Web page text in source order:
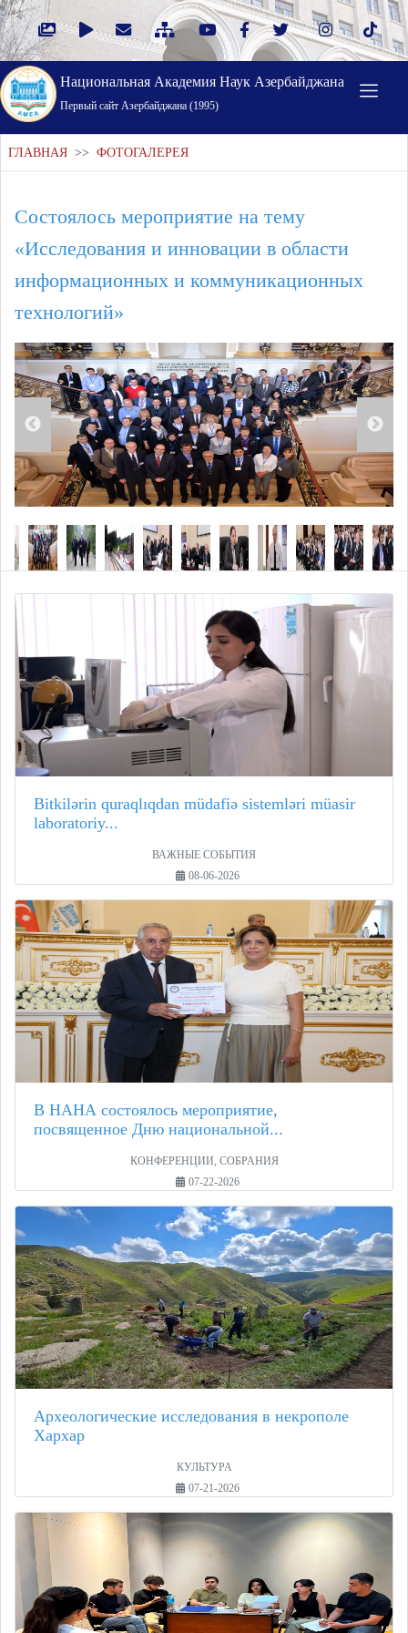
Национальная Академия Наук Азербайджана
Первый cайт Азербайджана (1995)
ГЛАВНАЯ >> ФОТОГАЛЕРЕЯ
Состоялось мероприятие на тему
«Исследования и инновации в области
информационных и коммуникационных
технологий»
Bitkilərin quraqlıqdan müdafiə sistemləri müasir
laboratoriy...
ВАЖНЫЕ СОБЫТИЯ
08-06-2026
В НАНА состоялось мероприятие,
посвященное Дню национальной...
КОНФЕРЕНЦИИ, СОБРАНИЯ
07-22-2026
Археологические исследования в некрополе
Хархар
КУЛЬТУРА
07-21-2026